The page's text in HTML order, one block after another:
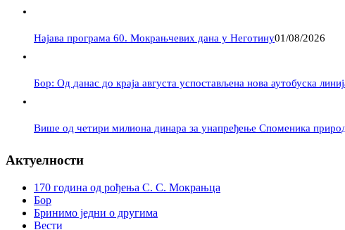
Најава програма 60. Мокрањчевих дана у Неготину01/08/2026
Бор: Од данас до краја августа успостављена нова аутобуска
Више од четири милиона динара за унапређење Споменика
Актуелности
170 година од рођења С. С. Мокрањца
Бор
Бринимо једни о другима
Вести